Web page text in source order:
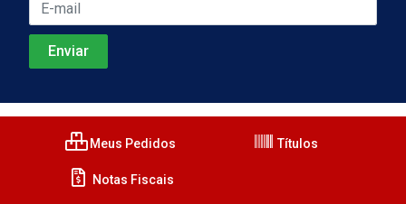
Meus Pedidos Títulos
Notas Fiscais